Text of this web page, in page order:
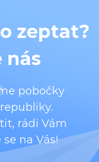
zeptat?
pobočky
rádi Vám
na Vás!